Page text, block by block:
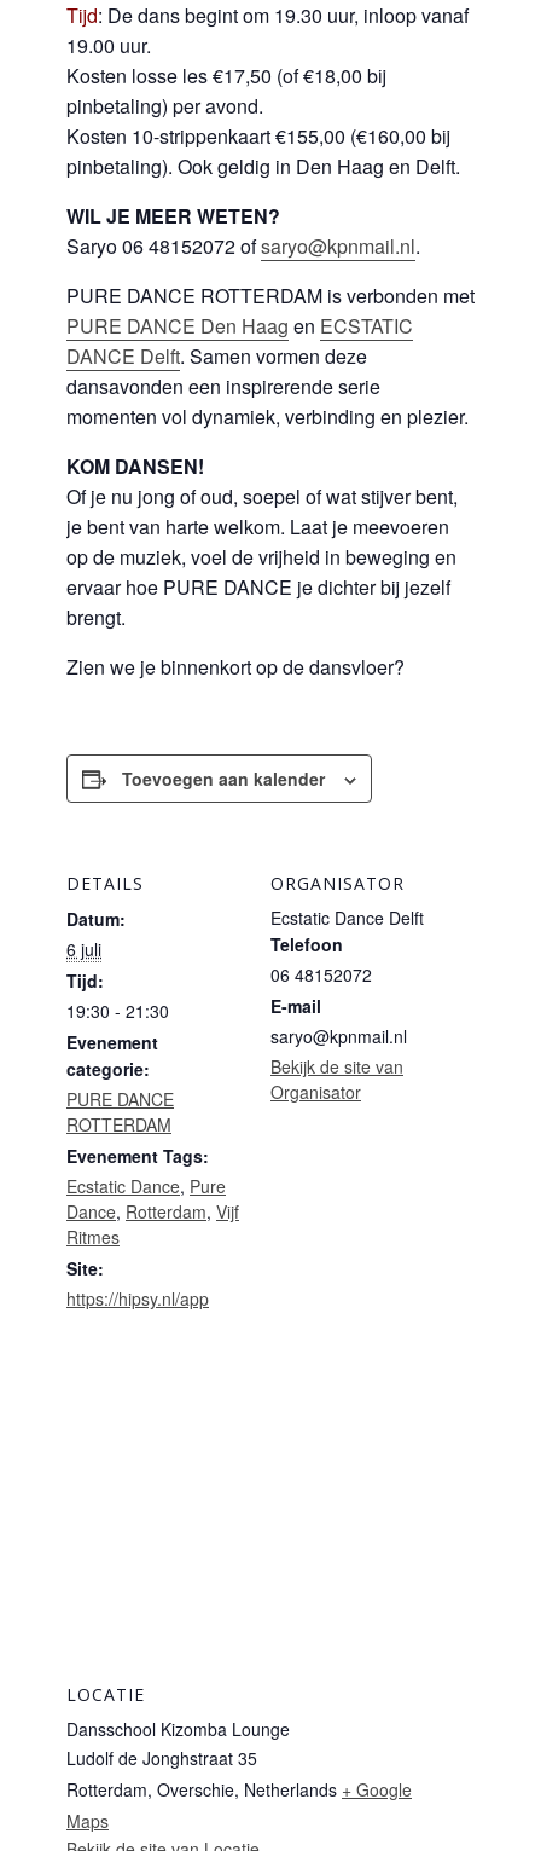
Tijd: De dans begint om 19.30 uur, inloop vanaf
19.00 uur.
Kosten losse les €17,50 (of €18,00 bij
pinbetaling) per avond.
Kosten 10-strippenkaart €155,00 (€160,00 bij
pinbetaling). Ook geldig in Den Haag en Delft.
WIL JE MEER WETEN?
Saryo 06 48152072 ofsaryo@kpnmail.nl.
PURE DANCE ROTTERDAM is verbonden met
PURE DANCE Den Haag en ECSTATIC
DANCE Delft. Samen vormen deze
dansavonden een inspirerende serie
momenten vol dynamiek, verbinding en plezier.
KOM DANSEN!
Of je nu jong of oud, soepel of wat stijver bent,
je bent van harte welkom. Laat je meevoeren
op de muziek, voel de vrijheid in beweging en
ervaar hoe PURE DANCE je dichter bij jezelf
brengt.
Zien we je binnenkort op de dansvloer?
Toevoegen aan kalender
DETAILS
Datum:
6 juli
Tijd:
19:30 - 21:30
Evenement
categorie:
PURE DANCE
ROTTERDAM
Evenement Tags:
Ecstatic Dance, Pure
Dance, Rotterdam, Vijf
Ritmes
Site:
https://hipsy.nl/app
ORGANISATOR
Ecstatic Dance Delft
Telefoon
06 48152072
E-mail
saryo@kpnmail.nl
Bekijk de site van
Organisator
LOCATIE
Dansschool Kizomba Lounge
Ludolf de Jonghstraat 35
Rotterdam, Overschie, Netherlands + Google
Maps